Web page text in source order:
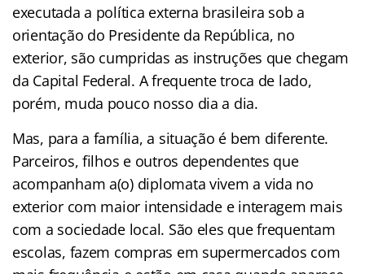
executada a política externa brasileira sob a
orientação do Presidente da República, no
exterior, são cumpridas as instruções que chegam
da Capital Federal. A frequente troca de lado,
porém, muda pouco nosso dia a dia.
Mas, para a família, a situação é bem diferente.
Parceiros, filhos e outros dependentes que
acompanham a(o) diplomata vivem a vida no
exterior com maior intensidade e interagem mais
com a sociedade local. São eles que frequentam
escolas, fazem compras em supermercados com